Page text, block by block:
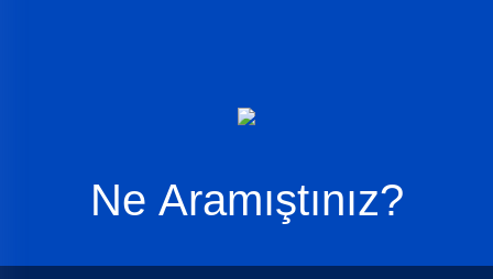
Ne Aramıştınız?